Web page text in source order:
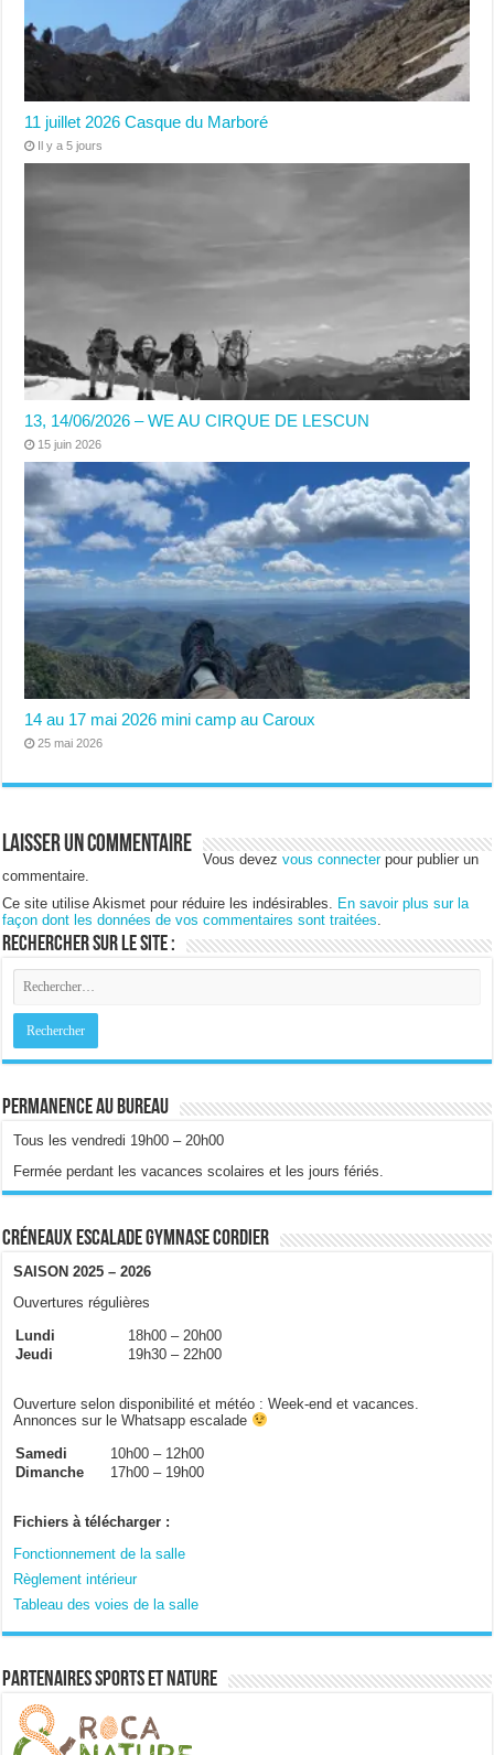
11 juillet 2026 Casque du Marboré
Il y a 5 jours
13, 14/06/2026 – WE AU CIRQUE DE LESCUN
15 juin 2026
14 au 17 mai 2026 mini camp au Caroux
25 mai 2026
Laisser un commentaire
Vous devezvous connecterpour publier un
commentaire.
Ce site utilise Akismet pour réduire les indésirables.
En savoir plus sur la
façon dont les données de vos commentaires sont traitées
Rechercher sur le site :
Permanence au bureau
Tous les vendredi 19h00 – 20h00
Fermée perdant les vacances scolaires et les jours fériés.
Créneaux escalade gymnase Cordier
SAISON 2025 – 2026
Ouvertures régulières
Lundi
18h00 – 20h00
Jeudi
19h30 – 22h00
Ouverture selon disponibilité et météo : Week-end et vacances.
Annonces sur le Whatsapp escalade
Samedi
10h00 – 12h00
Dimanche
17h00 – 19h00
Fichiers à télécharger :
Fonctionnement de la salle
Règlement intérieur
Tableau des voies de la salle
Partenaires sports et nature